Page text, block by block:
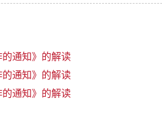
的通知》的解读
的通知》的解读
的通知》的解读